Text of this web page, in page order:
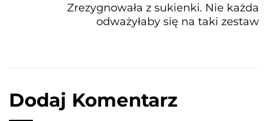
Zrezygnowała z sukienki. Nie każda
odważyłaby się na taki zestaw
Dodaj Komentarz